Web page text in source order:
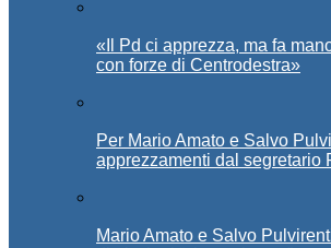
«Il Pd ci apprezza, ma fa
con forze di Centrodestra»
Per Mario Amato e Salvo
apprezzamenti dal segretario
Mario Amato e Salvo